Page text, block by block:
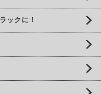
ックに！